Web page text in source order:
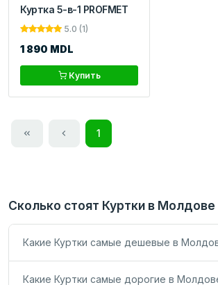
Куртка 5-в-1 PROFMET
5.0 (1)
1 890 MDL
Купить
1
Сколько стоят Куртки в Молдове
Какие Куртки самые дешевые в
Какие Куртки самые дорогие в